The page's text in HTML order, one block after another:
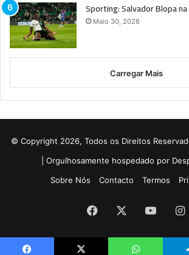
Sporting: Salvador Blopa
Maio 30, 2026
Carregar Mais
© Copyright 2026, Todos os Direitos
| Orgulhosamente hospedado por
Sobre Nós
Contacto Termos
Facebook